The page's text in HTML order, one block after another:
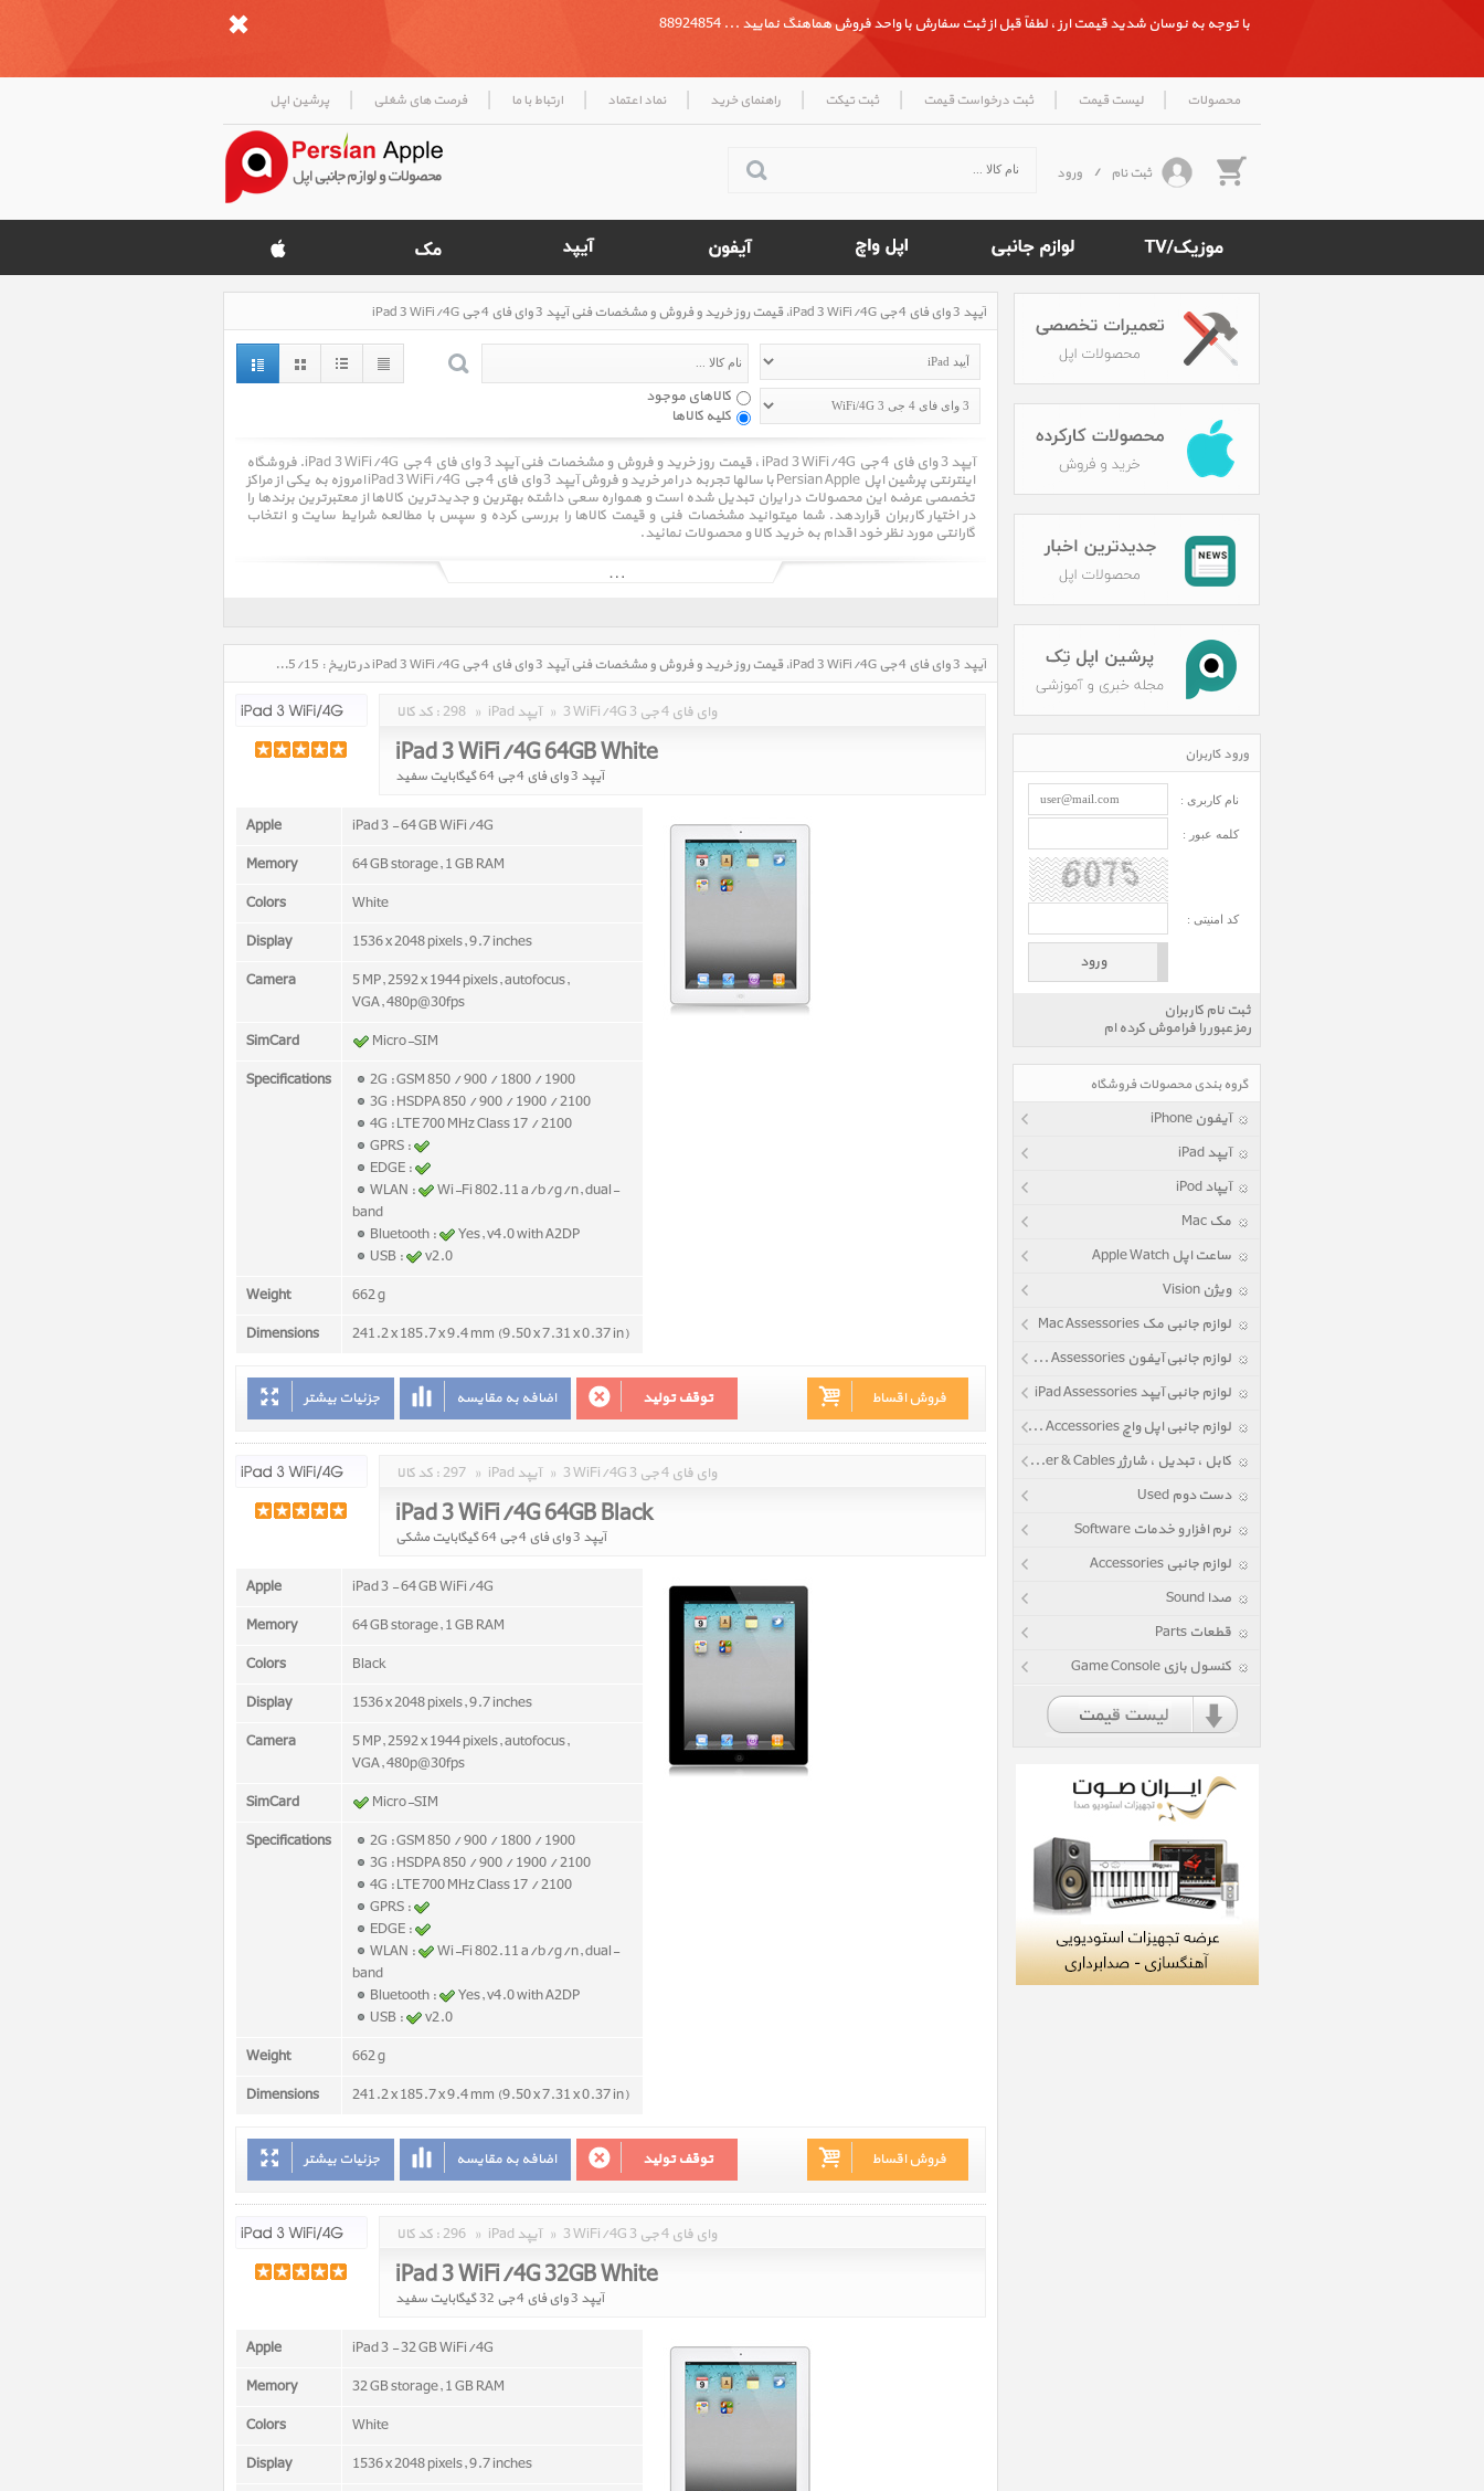
با توجه به نوسان شدید قیمت ارز ، لطفاً قبل از ثبت سفارش با واحد فروش هماهنگ نمایید ... 88924854
محصولات | لیست قیمت | ثبت درخواست قیمت | ثبت تیکت | راهنمای خرید | نماد اعتماد | ارتباط با ما | فرصت های شغلی | پرشین اپل
ثبت نام / ورود
آیپد 3 وای فای 4 جی iPad 3 WiFi/4G، قیمت روز خرید و فروش و مشخصات فنی آیپد 3 وای فای 4 جی iPad 3 WiFi/4G
کالاهای موجود
کلیه کالاها
آیپد 3 وای فای 4 جی iPad 3 WiFi/4G ، قیمت روز خرید و فروش و مشخصات فنی آیپد 3 وای فای 4 جی iPad 3 WiFi/4G. فروشگاه
اینترنتی پرشین اپل Persian Apple با سالها تجربه در امر خرید و فروش آیپد 3 وای فای 4 جی iPad 3 WiFi/4G امروزه به یکی از مراکز
تخصصی عرضه این محصولات در ایران تبدیل شده است و همواره سعی داشته بهترین و جدیدترین کالاها از معتبرترین برندها را
در اختیار کاربران قراردهد. شما میتوانید مشخصات فنی و قیمت کالاها را بررسی کرده و سپس با مطالعه شرایط سایت و انتخاب
گارانتی مورد نظر خود اقدام به خرید کالا و محصولات نمائید.
آیپد 3 وای فای 4 جی iPad 3 WiFi/4G، قیمت روز خرید و فروش و مشخصات فنی آیپد 3 وای فای 4 جی iPad 3 WiFi/4G در تاریخ : 1405/05/15 - ساعت : 11:35
کد کالا : 298 » iPad آیپد » 3 WiFi/4G 3 وای فای 4 جی
iPad 3 WiFi/4G 64GB White
آیپد 3 وای فای 4 جی 64 گیگابایت سفید
Apple
iPad 3 - 64 GB WiFi/4G
Memory
64 GB storage, 1 GB RAM
Colors
White
Display
1536 x 2048 pixels, 9.7 inches
Camera
5 MP, 2592 x 1944 pixels, autofocus,
VGA, 480p@30fps
SimCard
Micro-SIM
Specifications
2G : GSM 850 / 900 / 1800 / 1900
3G : HSDPA 850 / 900 / 1900 / 2100
4G : LTE 700 MHz Class 17 / 2100
GPRS :
EDGE :
WLAN :
Wi-Fi 802.11 a/b/g/n, dual-
band
Bluetooth :
Yes, v4.0 with A2DP
USB :
v2.0
Weight
662 g
Dimensions
241.2 x 185.7 x 9.4 mm (9.50 x 7.31 x 0.37 in)
جزئیات بیشتر اضافه به مقایسه توقف تولید فروش اقساط
کد کالا : 297 » iPad آیپد » 3 WiFi/4G 3 وای فای 4 جی
iPad 3 WiFi/4G 64GB Black
آیپد 3 وای فای 4 جی 64 گیگابایت مشکی
Apple
iPad 3 - 64 GB WiFi/4G
Memory
64 GB storage, 1 GB RAM
Colors
Black
Display
1536 x 2048 pixels, 9.7 inches
Camera
5 MP, 2592 x 1944 pixels, autofocus,
VGA, 480p@30fps
SimCard
Micro-SIM
Specifications
2G : GSM 850 / 900 / 1800 / 1900
3G : HSDPA 850 / 900 / 1900 / 2100
4G : LTE 700 MHz Class 17 / 2100
GPRS :
EDGE :
WLAN :
Wi-Fi 802.11 a/b/g/n, dual-
band
Bluetooth :
Yes, v4.0 with A2DP
USB :
v2.0
Weight
662 g
Dimensions
241.2 x 185.7 x 9.4 mm (9.50 x 7.31 x 0.37 in)
جزئیات بیشتر اضافه به مقایسه توقف تولید فروش اقساط
کد کالا : 296 » iPad آیپد » 3 WiFi/4G 3 وای فای 4 جی
iPad 3 WiFi/4G 32GB White
آیپد 3 وای فای 4 جی 32 گیگابایت سفید
Apple
iPad 3 - 32 GB WiFi/4G
Memory
32 GB storage, 1 GB RAM
Colors
White
Display
1536 x 2048 pixels, 9.7 inches
ورود کاربران
نام کاربری :
کلمه عبور :
کد امنیتی :
ثبت نام کاربران
رمز عبور را فراموش کرده ام
گروه بندی محصولات فروشگاه
آیفون iPhone
آیپد iPad
آیپاد iPod
مک Mac
ساعت اپل Apple Watch
ویژن Vision
لوازم جانبی مک Mac Assessories
لوازم جانبی آیفون iPhone Assessories
لوازم جانبی آیپد iPad Assessories
لوازم جانبی اپل واچ Apple Watch Accessories
کابل ، تبدیل ، شارژر Power & Cables
دست دوم Used
نرم افزار و خدمات Software
لوازم جانبی Accessories
صدا Sound
قطعات Parts
کنسول بازی Game Console